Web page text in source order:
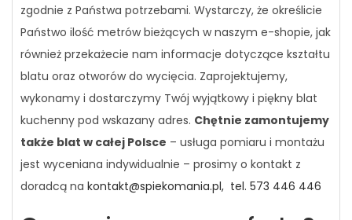
zgodnie z Państwa potrzebami. Wystarczy, że określicie
Państwo ilość metrów bieżących w naszym e-shopie, jak
również przekażecie nam informacje dotyczące kształtu
blatu oraz otworów do wycięcia. Zaprojektujemy,
wykonamy i dostarczymy Twój wyjątkowy i piękny blat
kuchenny pod wskazany adres. Chętnie zamontujemy
także blat w całej Polsce – usługa pomiaru i montażu
jest wyceniana indywidualnie – prosimy o kontakt z
doradcą na kontakt@spiekomania.pl, tel. 573 446 446